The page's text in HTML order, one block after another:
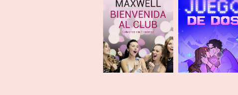
Bienvenida al
club Cabronas sin
Fro...
Juego de dos